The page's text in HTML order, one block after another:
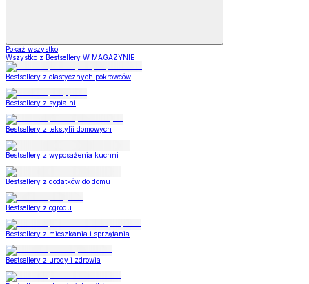
Pokaż wszystko
Wszystko z Bestsellery W MAGAZYNIE
Bestsellery z elastycznych pokrowców
Bestsellery z sypialni
Bestsellery z tekstylii domowych
Bestsellery z wyposażenia kuchni
Bestsellery z dodatków do domu
Bestsellery z ogrodu
Bestsellery z mieszkania i sprzątania
Bestsellery z urody i zdrowia